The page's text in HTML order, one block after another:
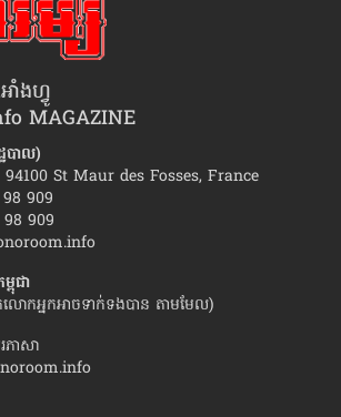
ាំងហ្វូ
MAGAZINE
បាល)
St Maur des Fosses, France
909
909
ពុជា
ោកអ្នកអាចទាក់ទងបាន តាមមែល)
ភាសា